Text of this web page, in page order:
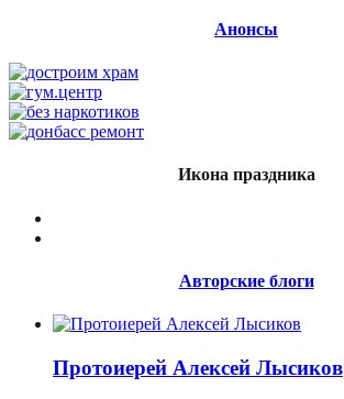
Анонсы
Икона праздника
Авторские блоги
Протоиерей Алексей Лысиков